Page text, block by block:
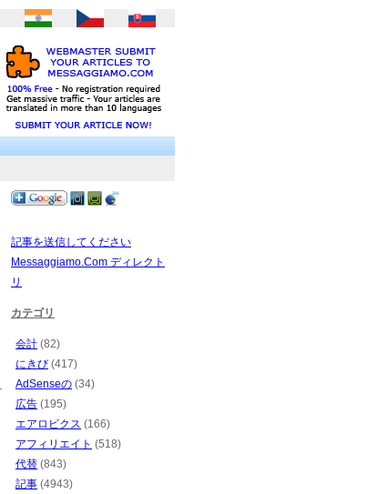
記事を送信してください
Messaggiamo.Com ディレクト
リ
カテゴリ
会計 (82)
にきび (417)
AdSenseの (34)
広告 (195)
エアロビクス (166)
アフィリエイト (518)
代替 (843)
記事 (4943)